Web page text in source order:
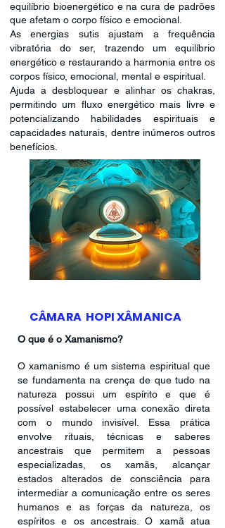
equilíbrio bioenergético e na cura de padrões
que afetam o corpo físico e emocional.
As energias sutis ajustam a frequência
vibratória do ser, trazendo um equilíbrio
energético e restaurando a harmonia entre os
corpos físico, emocional, mental e espiritual.
Ajuda a desbloquear e alinhar os chakras,
permitindo um fluxo energético mais livre e
potencializando habilidades espirituais e
capacidades naturais, dentre inúmeros outros
benefícios.
CÂMARA HOPI XÂMANICA
O que é o Xamanismo?
O xamanismo é um sistema espiritual que
se fundamenta na crença de que tudo na
natureza possui um espírito e que é
possível estabelecer uma conexão direta
com o mundo invisível. Essa prática
envolve rituais, técnicas e saberes
ancestrais que permitem a pessoas
especializadas, os xamãs, alcançar
estados alterados de consciência para
intermediar a comunicação entre os seres
humanos e as forças da natureza, os
espíritos e os ancestrais. O xamã atua